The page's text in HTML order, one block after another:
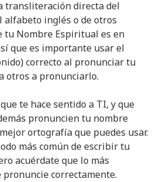
transliteración directa del
inglés o de otros
tu Nombre Espiritual es en
que es importante usar el
correcto al pronunciar tu
otros a pronunciarlo.
te hace sentido a TI, y que
pronuncien tu nombre
ortografía que puedes usar.
más común de escribir tu
acuérdate que lo más
correctamente.